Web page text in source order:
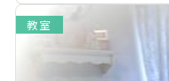
教室